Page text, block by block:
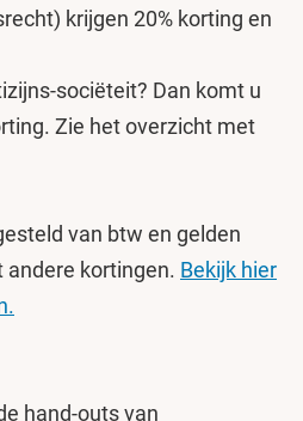
krijgen 20% korting en
sociëteit? Dan komt u
Zie het overzicht met
van btw en gelden
kortingen. Bekijk hier
hand-outs van